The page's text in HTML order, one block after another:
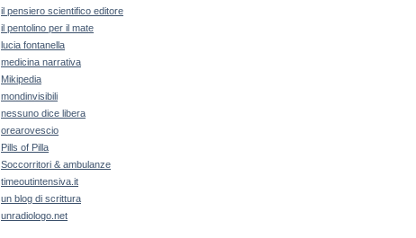
il pensiero scientifico editore
il pentolino per il mate
lucia fontanella
medicina narrativa
Mikipedia
mondinvisibili
nessuno dice libera
orearovescio
Pills of Pilla
Soccorritori & ambulanze
timeoutintensiva.it
un blog di scrittura
unradiologo.net